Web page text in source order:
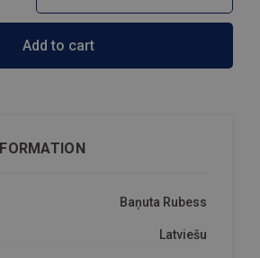
Add to cart
Baņuta Rubess
Latviešu